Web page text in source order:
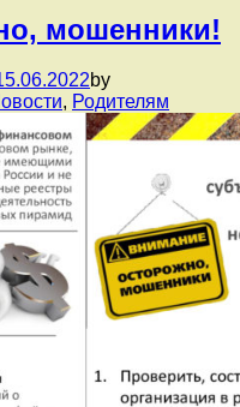
мошенники!
by
, Родителям